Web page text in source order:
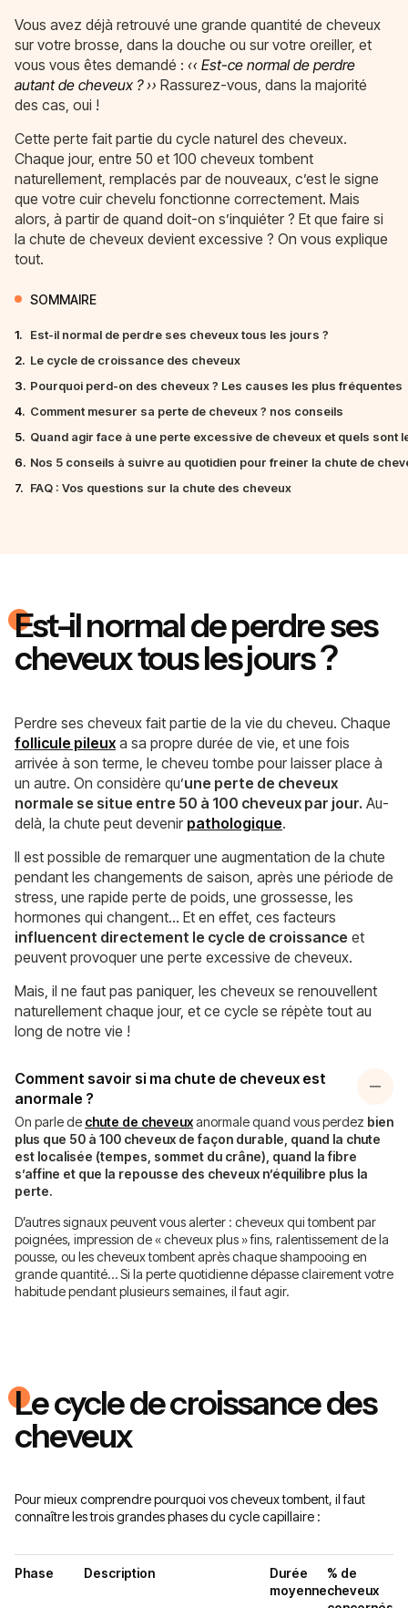
Vous avez déjà retrouvé une grande quantité de cheveux
sur votre brosse, dans la douche ou sur votre oreiller, et
vous vous êtes demandé : « Est-ce normal de perdre
autant de cheveux ? » Rassurez-vous, dans la majorité
des cas, oui !
Cette perte fait partie du cycle naturel des cheveux.
Chaque jour, entre 50 et 100 cheveux tombent
naturellement, remplacés par de nouveaux, c’est le signe
que votre cuir chevelu fonctionne correctement. Mais
alors, à partir de quand doit-on s’inquiéter ? Et que faire si
la chute de cheveux devient excessive ? On vous explique
tout.
SOMMAIRE
1.
Est-il normal de perdre ses cheveux tous les jours ?
2. Le cycle de croissance des cheveux
3. Pourquoi perd-on des cheveux ? Les causes les plus fréquentes
4. Comment mesurer sa perte de cheveux ? nos conseils
5. Quand agir face à une perte excessive de cheveux et quels sont
6. Nos 5 conseils à suivre au quotidien pour freiner la chute de
7. FAQ : Vos questions sur la chute des cheveux
Est-il normal de perdre ses
cheveux tous les jours ?
Perdre ses cheveux fait partie de la vie du cheveu. Chaque
follicule pileux a sa propre durée de vie, et une fois
arrivée à son terme, le cheveu tombe pour laisser place à
un autre. On considère qu’une perte de cheveux
normale se situe entre 50 à 100 cheveux par jour. Au-
delà, la chute peut devenir pathologique.
Il est possible de remarquer une augmentation de la chute
pendant les changements de saison, après une période de
stress, une rapide perte de poids, une grossesse, les
hormones qui changent… Et en effet, ces facteurs
influencent directement le cycle de croissance et
peuvent provoquer une perte excessive de cheveux.
Mais, il ne faut pas paniquer, les cheveux se renouvellent
naturellement chaque jour, et ce cycle se répète tout au
long de notre vie !
Comment savoir si ma chute de cheveux est
anormale ?
On parle de chute de cheveuxanormale quand vous perdez bien
plus que 50 à 100 cheveux de façon durable, quand la chute
est localisée (tempes, sommet du crâne), quand la fibre
s’affine et que la repousse des cheveux n’équilibre plus la
perte.
D’autres signaux peuvent vous alerter : cheveux qui tombent par
poignées, impression de « cheveux plus » fins, ralentissement de la
pousse, ou les cheveux tombent après chaque shampooing en
grande quantité… Si la perte quotidienne dépasse clairement votre
habitude pendant plusieurs semaines, il faut agir.
Le cycle de croissance des
cheveux
Pour mieux comprendre pourquoi vos cheveux tombent, il faut
connaître les trois grandes phases du cycle capillaire :
Phase Description
Durée
moyenne
% de
cheveux